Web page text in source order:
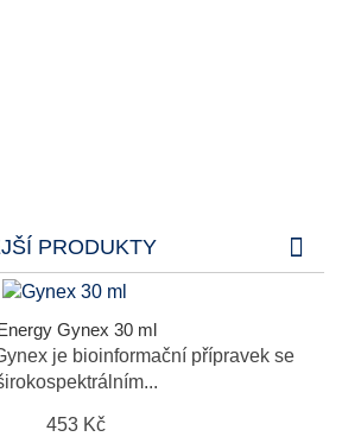
PRODUKTY
Gynex 30 ml
je bioinformační přípravek se
453 Kč